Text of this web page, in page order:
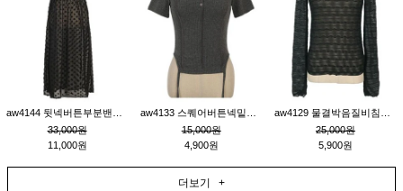
33,000원
11,000원
15,000원
4,900원
25,000원
5,900원
더보기 +